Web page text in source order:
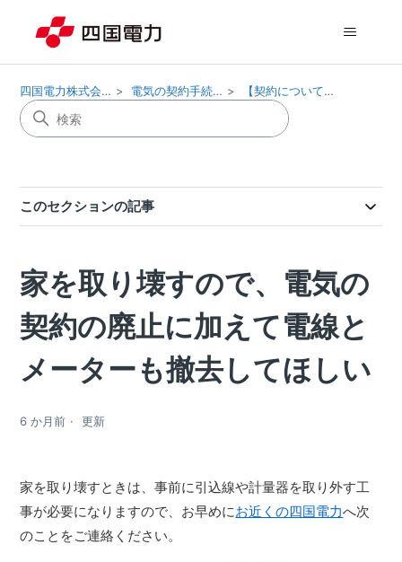
四国電力株式会社 電気の契約手続き 【契約について】
このセクションの記事
家を取り壊すので、電気の
契約の廃止に加えて電線と
メーターも撤去してほしい
6 か月前 更新
家を取り壊すときは、事前に引込線や計量器を取り外す工
事が必要になりますので、お早めにお近くの四国電力へ次
のことをご連絡ください。